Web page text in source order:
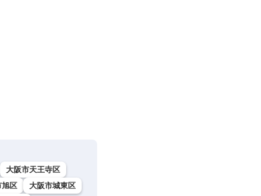
大阪市天王寺区
旭区
大阪市城東区